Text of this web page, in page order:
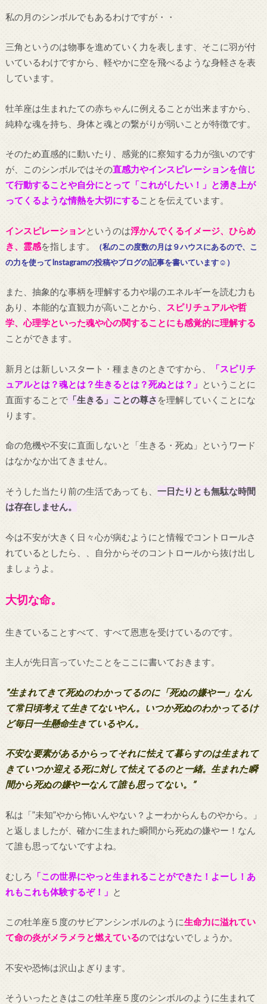
私の月のシンボルでもあるわけですが・・
三角というのは物事を進めていく力を表します、そこに羽が付
いているわけですから、軽やかに空を飛べるような身軽さを表
しています。
牡羊座は生まれたての赤ちゃんに例えることが出来ますから、
純粋な魂を持ち、身体と魂との繋がりが弱いことが特徴です。
そのため直感的に動いたり、感覚的に察知する力が強いのです
が、このシンボルではその直感力やインスピレーションを信じ
て行動することや自分にとって「これがしたい！」と湧き上が
ってくるような情熱を大切にすることを伝えています。
インスピレーションというのは浮かんでくるイメージ、ひらめ
き、霊感を指します。
（私のこの度数の月は９ハウスにあるので、こ
の力を使ってInstagramの投稿やブログの記事を書いています☺）
また、抽象的な事柄を理解する力や場のエネルギーを読む力も
あり、本能的な直観力が高いことから、
スピリチュアルや哲
学、心理学といった魂や心の関することにも感覚的に理解する
ことができます。
新月とは新しいスタート・種まきのときですから、
「スピリチ
ュアルとは？魂とは？生きるとは？死ぬとは？」 ということに
直面することで「生きる」ことの尊さ を理解していくことにな
ります。
命の危機や不安に直面しないと「生きる・死ぬ」というワード
はなかなか出てきません。
そうした当たり前の生活であっても、 一日たりとも無駄な時間
は存在しません。
今は不安が大きく日々心が病むようにと情報でコントロールさ
れているとしたら、、自分からそのコントロールから抜け出し
ましょうよ。
大切な命。
生きていることすべて、すべて恩恵を受けているのです。
主人が先日言っていたことをここに書いておきます。
”生まれてきて死ぬのわかってるのに「死ぬの嫌やー」なん
て常日頃考えて生きてないやん。いつか死ぬのわかってるけ
ど毎日一生懸命生きているやん。
不安な要素があるからってそれに怯えて暮らすのは生まれて
きていつか迎える死に対して怯えてるのと一緒。生まれた瞬
間から死ぬの嫌やーなんて誰も思ってない。”
私は「”未知”やから怖いんやない？よーわからんものやから。」
と返しましたが、確かに生まれた瞬間から死ぬの嫌やー！なん
て誰も思ってないですよね。
むしろ
「この世界にやっと生まれることができた！よーし！あ
れもこれも体験するぞ！」
と
この牡羊座５度のサビアンシンボルのように生命力に溢れてい
て命の炎がメラメラと燃えているのではないでしょうか。
不安や恐怖は沢山よぎります。
そういったときはこの牡羊座５度のシンボルのように生まれて